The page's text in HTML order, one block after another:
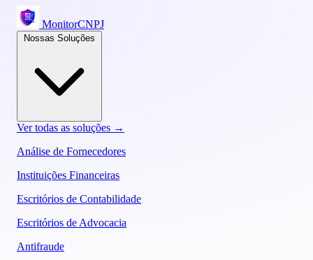
MonitorCNPJ
Ver todas as soluções →
Análise de Fornecedores
Instituições Financeiras
Escritórios de Contabilidade
Escritórios de Advocacia
Antifraude